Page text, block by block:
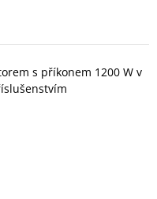
s příkonem 1200 W v